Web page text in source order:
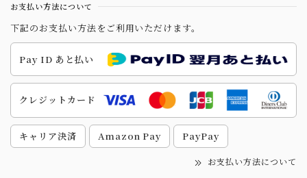
お支払い方法について
下記のお支払い方法をご利用いただけます。
Pay ID あと払い
クレジットカード
キャリア決済 Amazon Pay PayPay
お支払い方法について